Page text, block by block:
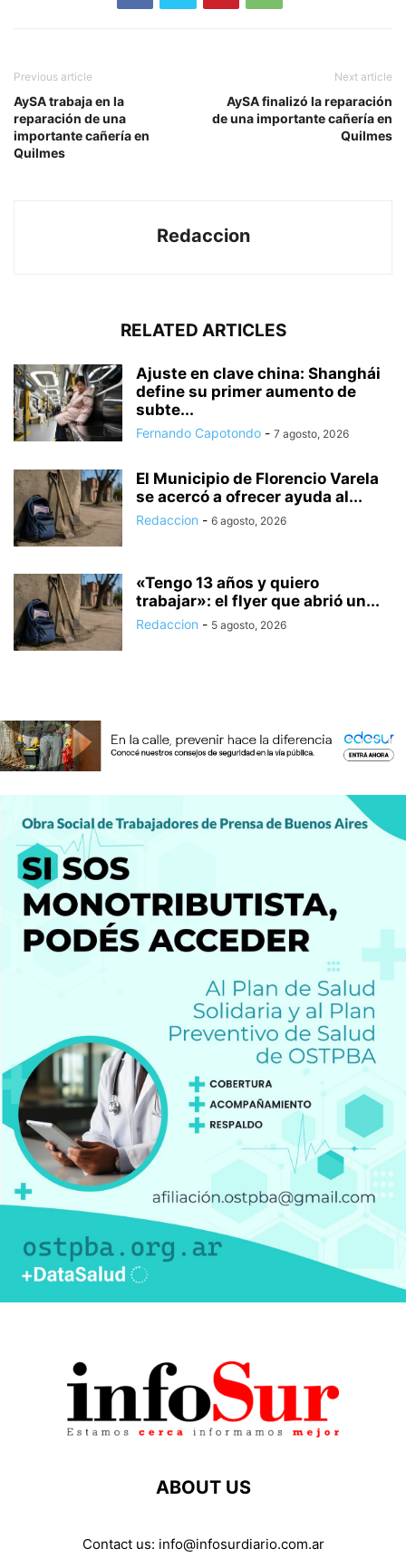
Previous article
AySA trabaja en la
reparación de una
importante cañería en
Quilmes
Next article
AySA finalizó la reparación
de una importante cañería en
Quilmes
Redaccion
RELATED ARTICLES
Ajuste en clave china: Shanghái
define su primer aumento de
subte...
Fernando Capotondo - 7 agosto, 2026
El Municipio de Florencio Varela
se acercó a ofrecer ayuda al...
Redaccion - 6 agosto, 2026
«Tengo 13 años y quiero
trabajar»: el flyer que abrió un...
Redaccion - 5 agosto, 2026
ABOUT US
Contact us: info@infosurdiario.com.ar